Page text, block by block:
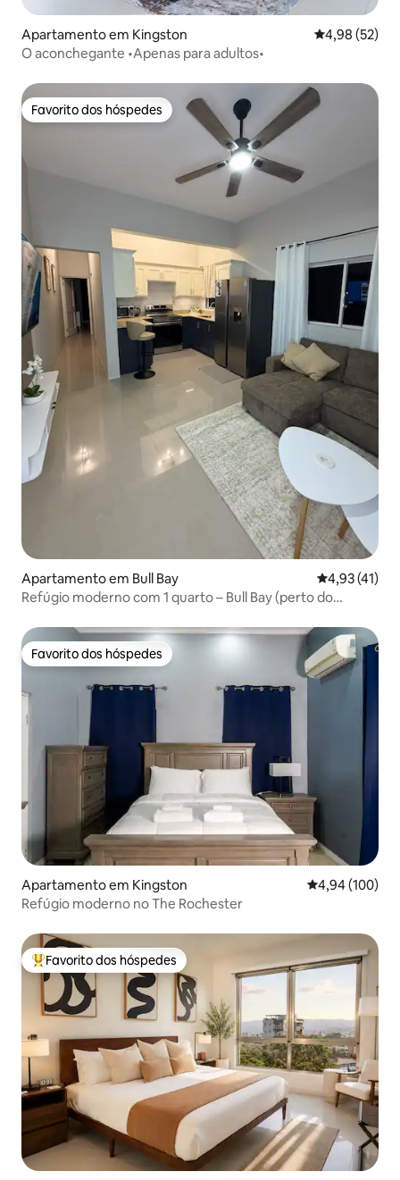
Apartamento em Kingston Classificação
4,98 (52)
O aconchegante •Apenas para adultos•
Favorito dos hóspedes
Favorito dos hóspedes
Apartamento em Bull Bay
4,93 (41)
Refúgio moderno com 1 quarto – Bull Bay (perto do
Favorito dos hóspedes
Favorito dos hóspedes
Apartamento em Kingston Classificação
4,94 (100)
Refúgio moderno no The Rochester
Favoritos dos hóspedes mais apreciados
Favorito dos hóspedes